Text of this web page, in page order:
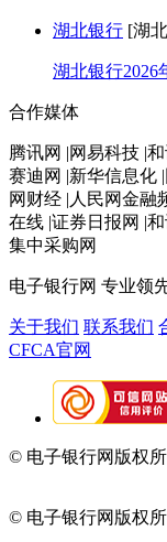
湖北银行 [湖
湖北银行2026
合作媒体
腾讯网 |网易科技 |
赛迪网 |新华信息化
网财经 |人民网金融
在线 |证券日报网 |
集中采购网
电子银行网 专业领
关于我们 联系我们
CFCA官网
© 电子银行网版权
© 电子银行网版权